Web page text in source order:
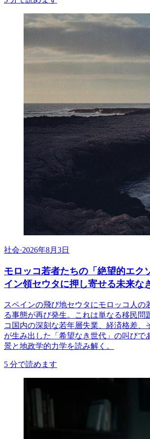
社会·2026年8月3日
モロッコ若者たちの「絶望的エク
イン領セウタに押し寄せる未来な
スペインの飛び地セウタにモロッコ人の
る事態が再び発生。これは単なる移民問
コ国内の深刻な若年層失業、経済格差、
が生み出した「希望なき世代」の叫びで
景と地政学的力学を読み解く。
5 分で読めます